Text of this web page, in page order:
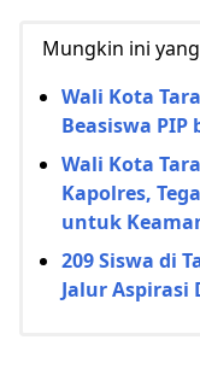
Mungkin ini
Wali Kota
Beasiswa PIP
Wali Kota
Kapolres,
untuk
209 Siswa di
Jalur Aspirasi